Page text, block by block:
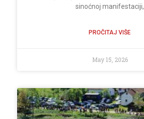
sinoćnoj manifestaciji,
PROČITAJ VIŠE
May 15, 2026